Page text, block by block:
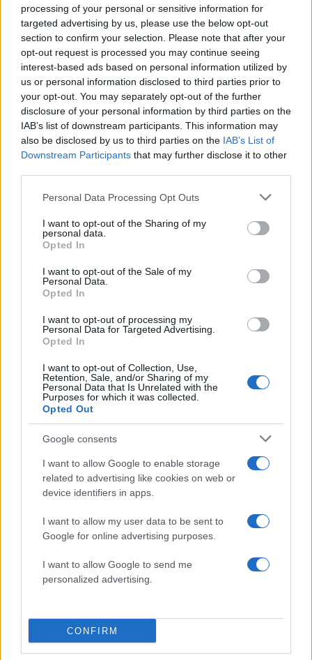
processing of your personal or sensitive information for
targeted advertising by us, please use the below opt-out
section to confirm your selection. Please note that after your
opt-out request is processed you may continue seeing
interest-based ads based on personal information utilized by
us or personal information disclosed to third parties prior to
your opt-out. You may separately opt-out of the further
disclosure of your personal information by third parties on the
IAB’s list of downstream participants. This information may
also be disclosed by us to third parties on the IAB’s List of
Downstream Participants that may further disclose it to other
Please note that this website/app uses one or more Google
not limited to your visit or usage behaviour. You may click to
grant or deny consent to Google and its third-party tags to
use your data for below specified purposes in below Google
consent section.
Personal Data Processing Opt Outs
I want to opt-out of the Sharing of my
personal data.
Opted In
I want to opt-out of the Sale of my
Personal Data.
Opted In
I want to opt-out of processing my
Personal Data for Targeted Advertising.
Opted In
I want to opt-out of Collection, Use,
Retention, Sale, and/or Sharing of my
Personal Data that Is Unrelated with the
Purposes for which it was collected.
Opted Out
Google consents
I want to allow Google to enable storage
related to advertising like cookies on web or
device identifiers in apps.
I want to allow my user data to be sent to
Google for online advertising purposes.
I want to allow Google to send me
personalized advertising.
CONFIRM
50 /50
2000 /2000
Υποβολή σχολίου
. Το site προστατεύεται από reCAPTCHA, ισχύουν
Πολιτική Απορρήτου&Όροι Χρήσηςτης Google.
Αθλητικά
Share:
Ακολουθήστε το Νewsit.gr στο Google News
ενημερωθείτε πρώτοι για όλη την ειδησεογραφία και τα
Πιο δημοφιλή
Σέρρες: Βίντεο ντοκουμέντο από το
τροχαίο με νεκρούς μητέρα και γιο – Ο
οδηγός του φορτηγού κατέγραψε τη
σύγκρουση
Λένα Σαμαρά: Συγκίνηση στο μνημόσυνο
για τον έναν χρόνο από τον θάνατο της
Σοκαριστική υπόθεση στην Κρήτη:
Τουρίστας ρωτούσε πόσο να πληρώσει για
καθόταν αμέριμνο σε αυλή επιχείρησης
Γερμανία: Συνελήφθη 31χρονος για τρεις
Έφυγε από τη ζωή η Χριστίνα Πιτουρά,
πρώην σύζυγος του Βασίλη Χιώτη